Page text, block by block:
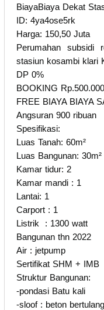
BiayaBiaya Dekat
ID: 4ya4ose5rk
Harga: 150,50 Juta
Perumahan subsidi
stasiun kosambi klari
DP 0%
BOOKING Rp.500.000
FREE BIAYA BIAYA
Angsuran 900 ribuan
Spesifikasi:
Luas Tanah: 60m²
Luas Bangunan: 30m²
Kamar tidur: 2
Kamar mandi : 1
Lantai: 1
Carport : 1
Listrik : 1300 watt
Bangunan thn 2022
Air : jetpump
Sertifikat SHM + IMB
Struktur Bangunan:
-pondasi Batu kali
-sloof : beton bertulang